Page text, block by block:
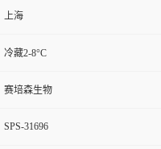
上海
冷藏2-8°C
赛培森生物
SPS-31696